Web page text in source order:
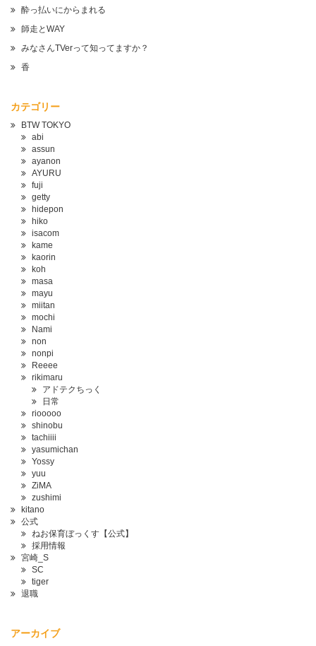
酔っ払いにからまれる
師走とWAY
みなさんTVerって知ってますか？
香
カテゴリー
BTW TOKYO
abi
assun
ayanon
AYURU
fuji
getty
hidepon
hiko
isacom
kame
kaorin
koh
masa
mayu
miitan
mochi
Nami
non
nonpi
Reeee
rikimaru
アドテクちっく
日常
riooooo
shinobu
tachiiii
yasumichan
Yossy
yuu
ZiMA
zushimi
kitano
公式
ねお保育ぼっくす【公式】
採用情報
宮崎_S
SC
tiger
退職
アーカイブ